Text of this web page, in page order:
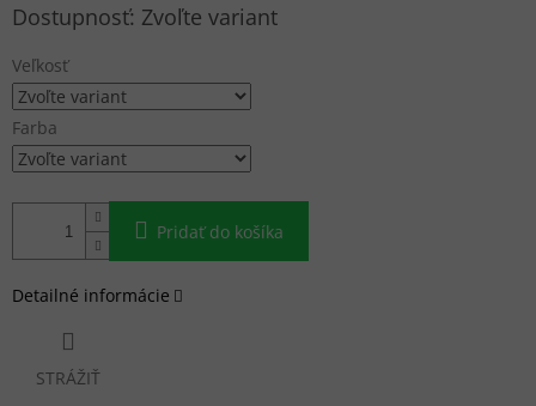
Jednotková
Zvoľte variant
Veľkosť
Farba
Pridať do košíka
Detailné informácie
STRÁŽIŤ